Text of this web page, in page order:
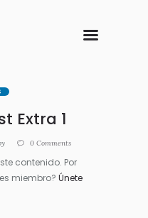
Extra 1
0 Comments
contenido. Por
miembro? Únete